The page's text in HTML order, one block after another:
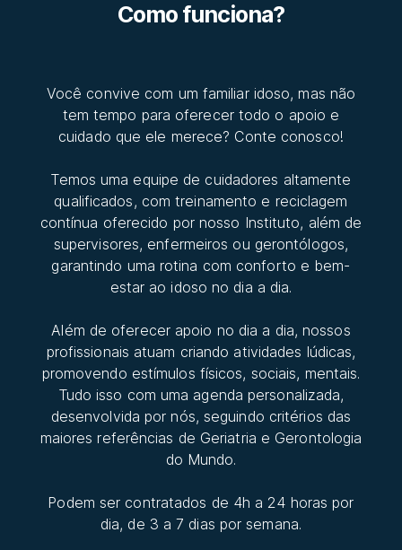
Como funciona?
Você convive com um familiar idoso, mas não
tem tempo para oferecer todo o apoio e
cuidado que ele merece? Conte conosco!
Temos uma equipe de cuidadores altamente
qualificados, com treinamento e reciclagem
contínua oferecido por nosso Instituto, além de
supervisores, enfermeiros ou gerontólogos,
garantindo uma rotina com conforto e bem-
estar ao idoso no dia a dia.
Além de oferecer apoio no dia a dia, nossos
profissionais atuam criando atividades lúdicas,
promovendo estímulos físicos, sociais, mentais.
Tudo isso com uma agenda personalizada,
desenvolvida por nós, seguindo critérios das
maiores referências de Geriatria e Gerontologia
do Mundo.
Podem ser contratados de 4h a 24 horas por
dia, de 3 a 7 dias por semana.